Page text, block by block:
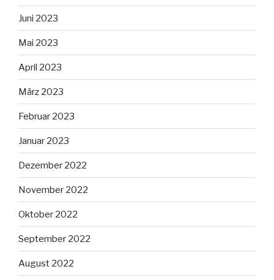
Juni 2023
Mai 2023
April 2023
März 2023
Februar 2023
Januar 2023
Dezember 2022
November 2022
Oktober 2022
September 2022
August 2022